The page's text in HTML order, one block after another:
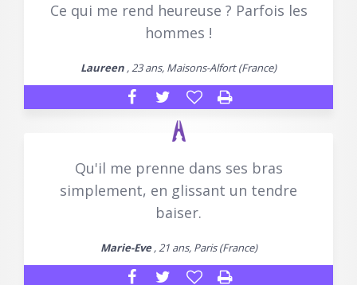
Ce qui me rend heureuse ? Parfois les
hommes !
Laureen , 23 ans, Maisons-Alfort (France)
Qu'il me prenne dans ses bras
simplement, en glissant un tendre
baiser.
Marie-Eve, 21 ans, Paris (France)